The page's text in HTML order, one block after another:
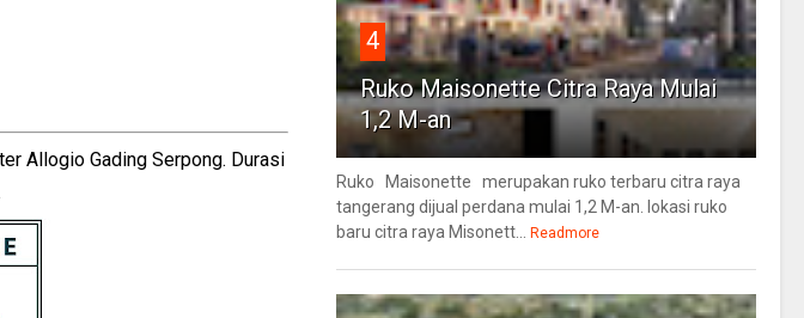
Allogio Gading Serpong. Durasi
4
Ruko Maisonette Citra Raya Mulai
1,2 M-an
Ruko Maisonette merupakan ruko terbaru citra raya
tangerang dijual perdana mulai 1,2 M-an. lokasi ruko
baru citra raya Misonett...
Readmore